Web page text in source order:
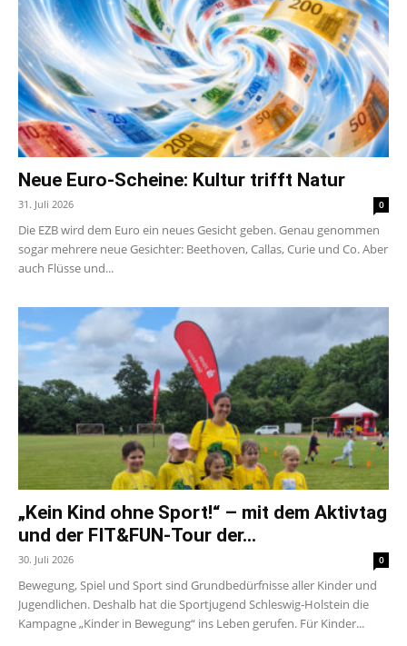
Neue Euro-Scheine: Kultur trifft Natur
31. Juli 2026 0
Die EZB wird dem Euro ein neues Gesicht geben. Genau genommen
sogar mehrere neue Gesichter: Beethoven, Callas, Curie und Co. Aber
auch Flüsse und...
„Kein Kind ohne Sport!“ – mit dem Aktivtag
und der FIT&FUN-Tour der...
30. Juli 2026 0
Bewegung, Spiel und Sport sind Grundbedürfnisse aller Kinder und
Jugendlichen. Deshalb hat die Sportjugend Schleswig-Holstein die
Kampagne „Kinder in Bewegung“ ins Leben gerufen. Für Kinder...